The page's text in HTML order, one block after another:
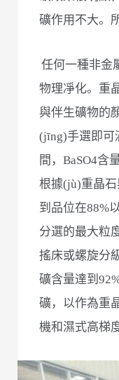
礦作用不大。
任何一種非金
物理凈化。重
與伴生礦物的
(jīng)手選即可
間，BaSO4含
根據(jù)重晶
到品位在88%
分選的最大粒
搖床或螺旋分
礦含量達到
礦，以作為重
機和濕式高梯